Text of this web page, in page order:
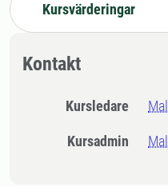
Kursvärderingar
Kontakt
Kursledare
Kursadmin